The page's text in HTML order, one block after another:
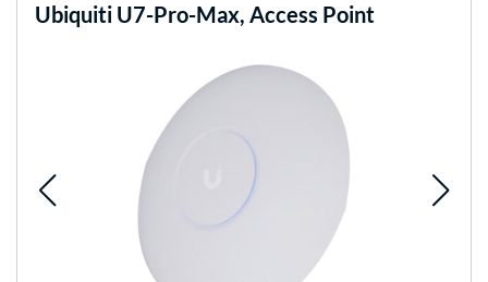
Ubiquiti U7-Pro-Max, Access Point